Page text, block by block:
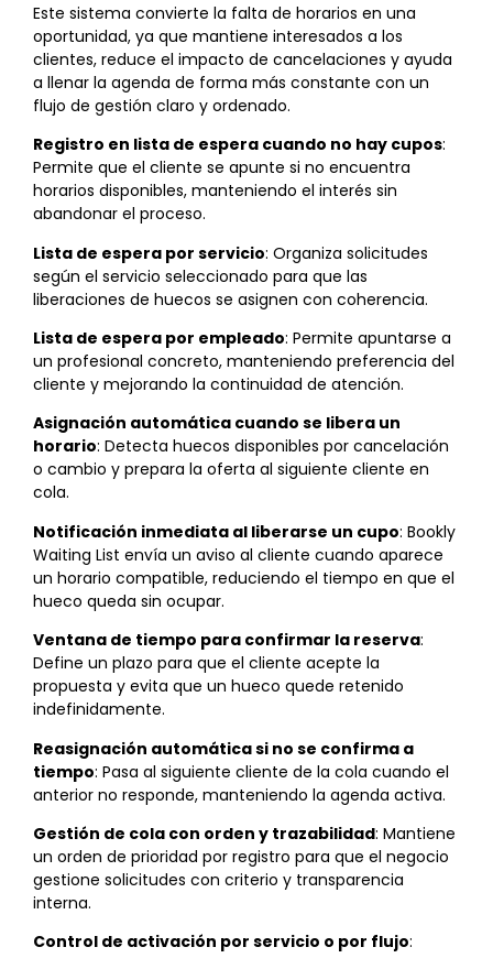
Este sistema convierte la falta de horarios en una
oportunidad, ya que mantiene interesados a los
clientes, reduce el impacto de cancelaciones y ayuda
a llenar la agenda de forma más constante con un
flujo de gestión claro y ordenado.
Registro en lista de espera cuando no hay cupos:
Permite que el cliente se apunte si no encuentra
horarios disponibles, manteniendo el interés sin
abandonar el proceso.
Lista de espera por servicio: Organiza solicitudes
según el servicio seleccionado para que las
liberaciones de huecos se asignen con coherencia.
Lista de espera por empleado: Permite apuntarse a
un profesional concreto, manteniendo preferencia del
cliente y mejorando la continuidad de atención.
Asignación automática cuando se libera un
horario: Detecta huecos disponibles por cancelación
o cambio y prepara la oferta al siguiente cliente en
cola.
Notificación inmediata al liberarse un cupo: Bookly
Waiting List envía un aviso al cliente cuando aparece
un horario compatible, reduciendo el tiempo en que el
hueco queda sin ocupar.
Ventana de tiempo para confirmar la reserva:
Define un plazo para que el cliente acepte la
propuesta y evita que un hueco quede retenido
indefinidamente.
Reasignación automática si no se confirma a
tiempo: Pasa al siguiente cliente de la cola cuando el
anterior no responde, manteniendo la agenda activa.
Gestión de cola con orden y trazabilidad: Mantiene
un orden de prioridad por registro para que el negocio
gestione solicitudes con criterio y transparencia
interna.
Control de activación por servicio o por flujo: